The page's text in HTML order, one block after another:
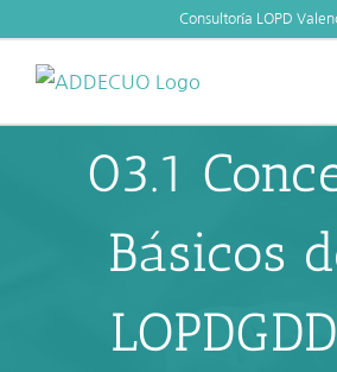
content
Consultoría LOPD
03.1
Básicos